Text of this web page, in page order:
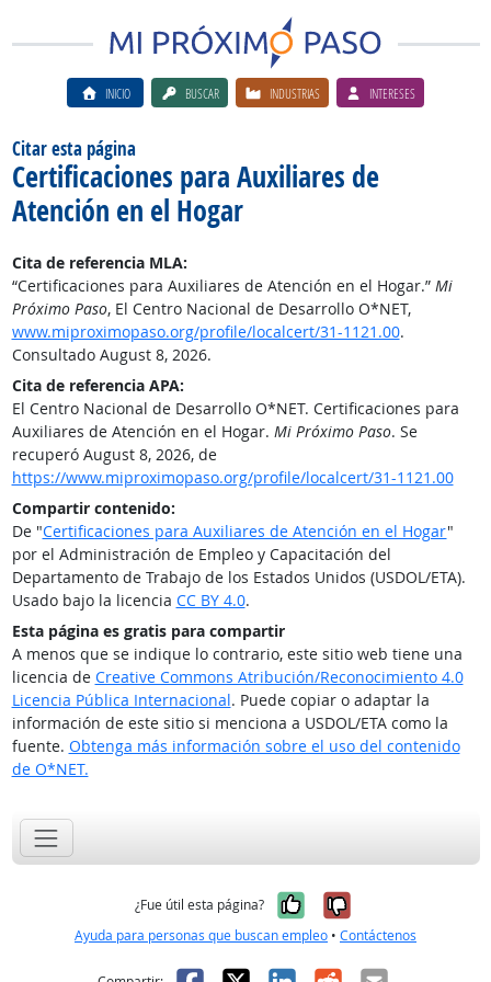
INICIO BUSCAR INDUSTRIAS INTERESES
Citar esta página
Certificaciones para Auxiliares de
Atención en el Hogar
Cita de referencia MLA:
“Certificaciones para Auxiliares de Atención en el Hogar.” Mi
Próximo Paso, El Centro Nacional de Desarrollo O*NET,
www.miproximopaso.org/profile/localcert/31-1121.00.
Consultado August 8, 2026.
Cita de referencia APA:
El Centro Nacional de Desarrollo O*NET. Certificaciones para
Auxiliares de Atención en el Hogar. Mi Próximo Paso. Se
recuperó August 8, 2026, de
https://www.miproximopaso.org/profile/localcert/31-1121.00
Compartir contenido:
De "Certificaciones para Auxiliares de Atención en el Hogar"
por el Administración de Empleo y Capacitación del
Departamento de Trabajo de los Estados Unidos (USDOL/ETA).
Usado bajo la licencia CC BY 4.0.
Esta página es gratis para compartir
A menos que se indique lo contrario, este sitio web tiene una
licencia de Creative Commons Atribución/Reconocimiento 4.0
Licencia Pública Internacional. Puede copiar o adaptar la
información de este sitio si menciona a USDOL/ETA como la
fuente. Obtenga más información sobre el uso del contenido
de O*NET.
¿Fue útil esta página? Sí, fue útil
No, no fue
Ayuda para personas que buscan empleo • Contáctenos